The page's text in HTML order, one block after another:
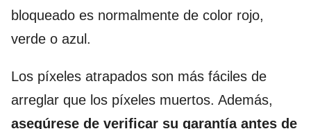
bloqueado es normalmente de color rojo,
verde o azul.
Los píxeles atrapados son más fáciles de
arreglar que los píxeles muertos. Además,
asegúrese de verificar su garantía antes de